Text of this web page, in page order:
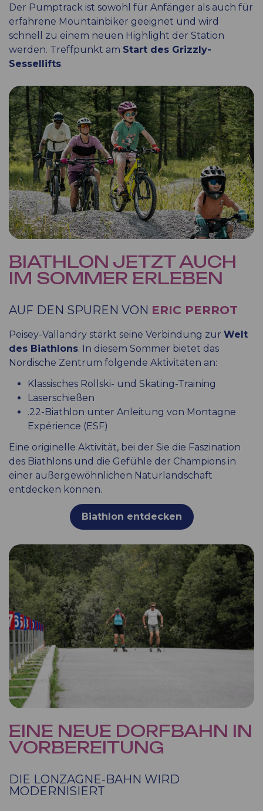
Der Pumptrack ist sowohl für Anfänger als auch für
erfahrene Mountainbiker geeignet und wird
schnell zu einem neuen Highlight der Station
werden. Treffpunkt am Start des Grizzly-
Sessellifts.
BIATHLON JETZT AUCH
IM SOMMER ERLEBEN
AUF DEN SPUREN VON ERIC PERROT
Peisey-Vallandry stärkt seine Verbindung zur Welt
des Biathlons. In diesem Sommer bietet das
Nordische Zentrum folgende Aktivitäten an:
Klassisches Rollski- und Skating-Training
Laserschießen
.22-Biathlon unter Anleitung von Montagne
Expérience (ESF)
Eine originelle Aktivität, bei der Sie die Faszination
des Biathlons und die Gefühle der Champions in
einer außergewöhnlichen Naturlandschaft
entdecken können.
Biathlon entdecken
EINE NEUE DORFBAHN IN
VORBEREITUNG
DIE LONZAGNE-BAHN WIRD
MODERNISIERT